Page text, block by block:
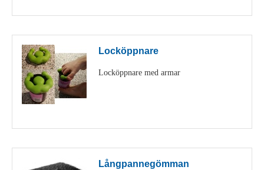
Locköppnare
Locköppnare med armar
Långpannegömman